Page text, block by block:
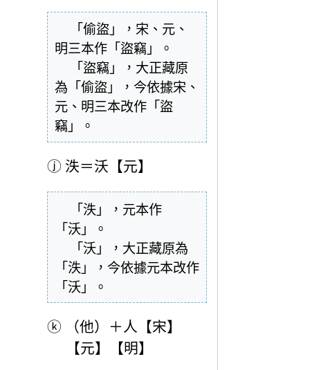
明三本作「盜竊」。
為「偷盜」，今依據宋、
元、明三本改作「盜
竊」。
ⓙ 泆＝沃【元】
「沃」。
「泆」，今依據元本改作
「沃」。
ⓚ
（他）＋人【宋】
【元】【明】